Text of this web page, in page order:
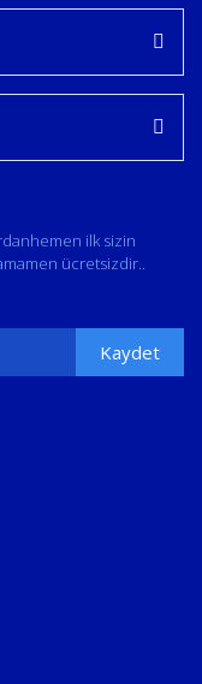
ilk sizin
ücretsizdir..
Kaydet